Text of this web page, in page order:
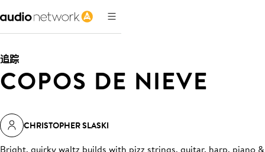
追踪
COPOS DE NIEVE
CHRISTOPHER SLASKI
Bright, quirky waltz builds with pizz strings, guitar, harp, piano &